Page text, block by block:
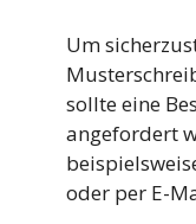
Um
sollte eine
angefordert
oder per E-